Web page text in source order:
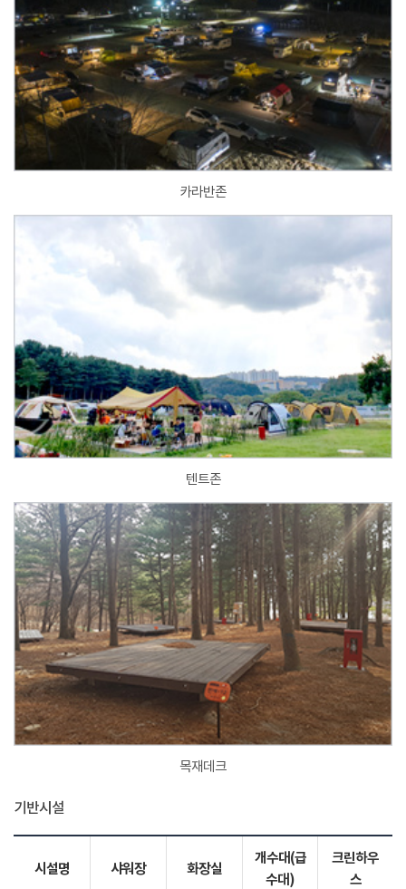
카라반존
텐트존
목재데크
기반시설
시설명 샤워장 화장실
개수대(급
수대)
크린하우
스